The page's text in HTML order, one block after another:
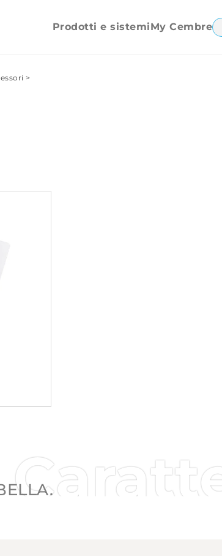
Prodotti e sistemiMy Cembre
>